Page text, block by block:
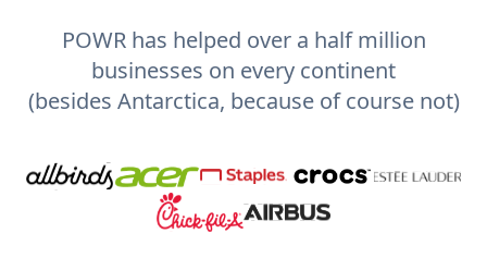
POWR has helped over a half million
businesses on every continent
(besides Antarctica, because of course not)